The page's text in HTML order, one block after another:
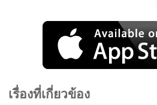
เรื่องที่เกี่ยวข้อง